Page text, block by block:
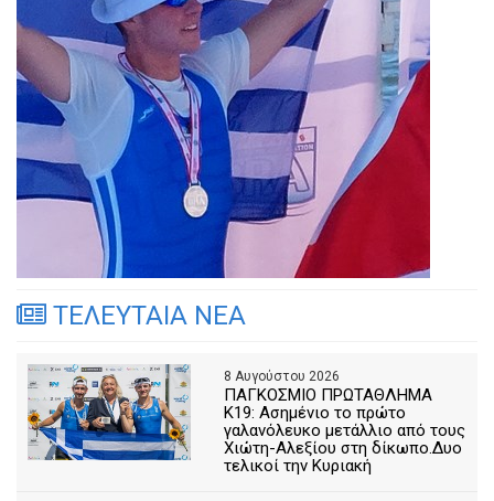
ΤΕΛΕΥΤΑΙΑ ΝΕΑ
8 Αυγούστου 2026
ΠΑΓΚΟΣΜΙΟ ΠΡΩΤΑΘΛΗΜΑ
Κ19: Ασημένιο το πρώτο
γαλανόλευκο μετάλλιο από τους
Χιώτη-Αλεξίου στη δίκωπο.Δυο
τελικοί την Κυριακή